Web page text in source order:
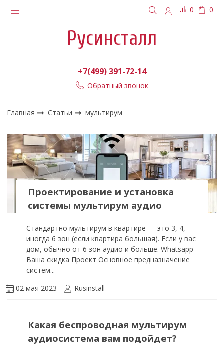
0 0
Русинсталл
+7(499) 391-72-14
Обратный звонок
Главная Статьи мультирум
Проектирование и установка
системы мультирум аудио
Стандартно мультирум в квартире — это 3, 4,
иногда 6 зон (если квартира большая). Если у вас
дом, обычно от 6 зон аудио и больше. Whatsapp
Ваша скидка Проект Основное предназначение
систем...
02 мая 2023
Rusinstall
Какая беспроводная мультирум
аудиосистема вам подойдет?